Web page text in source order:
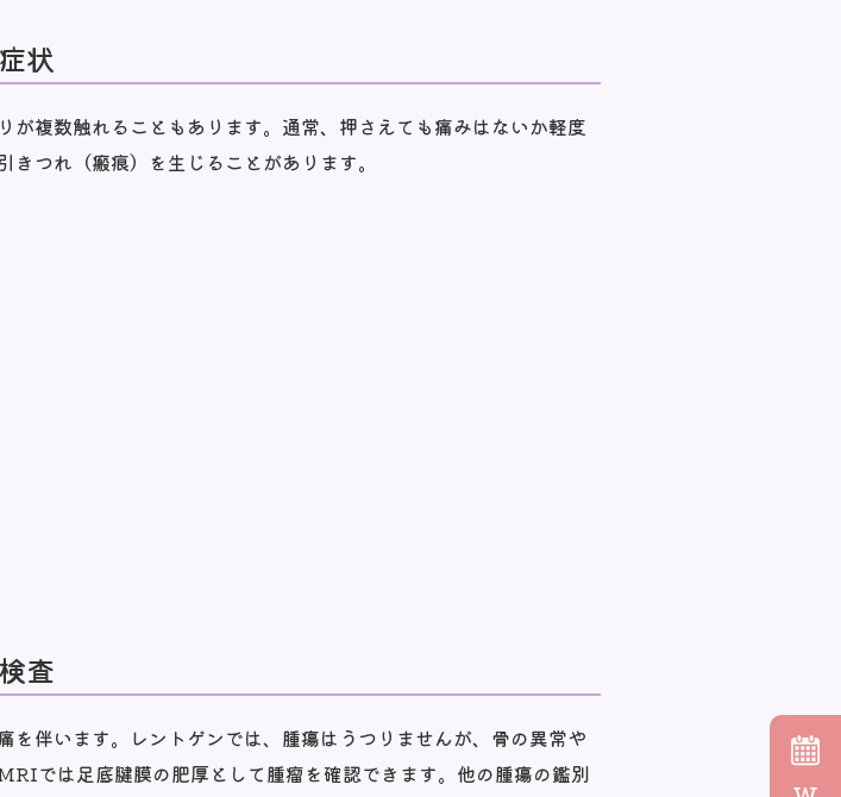
状
複数触れることもあります。通常、押さえても痛みはないか軽度
つれ（瘢痕）を生じることがあります。
査
伴います。レントゲンでは、腫瘍はうつりませんが、骨の異常や
では足底腱膜の肥厚として腫瘤を確認できます。他の腫瘍の鑑別